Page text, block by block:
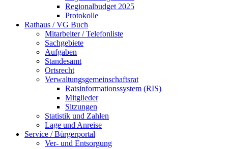
Regionalbudget 2025
Protokolle
Rathaus / VG Buch
Mitarbeiter / Telefonliste
Sachgebiete
Aufgaben
Standesamt
Ortsrecht
Verwaltungsgemeinschaftsrat
Ratsinformationssystem (RIS)
Mitglieder
Sitzungen
Statistik und Zahlen
Lage und Anreise
Service / Bürgerportal
Ver- und Entsorgung